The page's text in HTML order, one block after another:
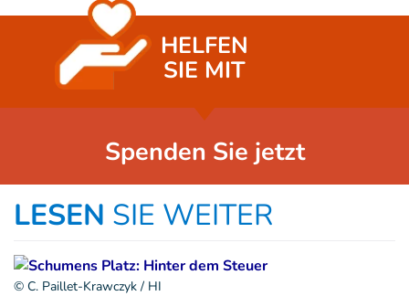
HELFEN
SIE MIT
Spenden Sie jetzt
LESEN SIE WEITER
© C. Paillet-Krawczyk / HI